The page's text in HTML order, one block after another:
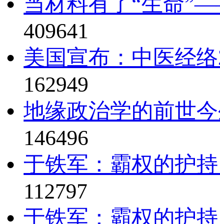
409641
美国宣布：中医经
162949
地缘政治学的前世
146496
于铁军：霸权的护
112797
于铁军：霸权的护